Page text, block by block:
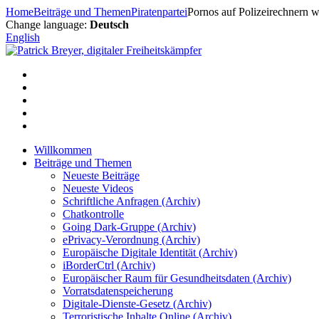
Zum
Inhalt
springen
HomeBeiträge und ThemenPiratenparteiPornos auf Polizeirechnern
Change language: Deutsch
English
Willkommen
Beiträge und Themen
Neueste Beiträge
Neueste Videos
Schriftliche Anfragen (Archiv)
Chatkontrolle
Going Dark-Gruppe (Archiv)
ePrivacy-Verordnung (Archiv)
Europäische Digitale Identität (Archiv)
iBorderCtrl (Archiv)
Europäischer Raum für Gesundheitsdaten (Archiv)
Vorratsdatenspeicherung
Digitale-Dienste-Gesetz (Archiv)
Terroristische Inhalte Online (Archiv)